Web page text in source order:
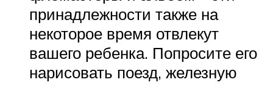
принадлежности также на
некоторое время отвлекут
вашего ребенка. Попросите его
нарисовать поезд, железную